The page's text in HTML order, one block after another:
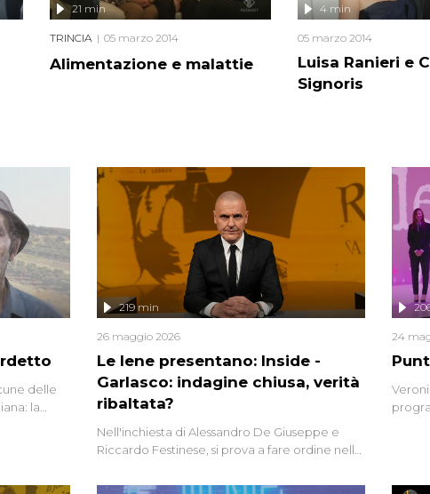
Alimentazione e malattie
21 min
TRINCIA 05 marzo 2014
Luisa Ranieri e
Signoris
4 min
05 marzo 2014
delle
la
Le Iene presentano: Inside -
Garlasco: indagine chiusa, verità
ribaltata?
219 min
26 maggio 2026
Nell'inchiesta di Alessandro De Giuseppe e
Riccardo Festinese, si prova a fare ordine nella
continuano a emergere attorno a una delle
24